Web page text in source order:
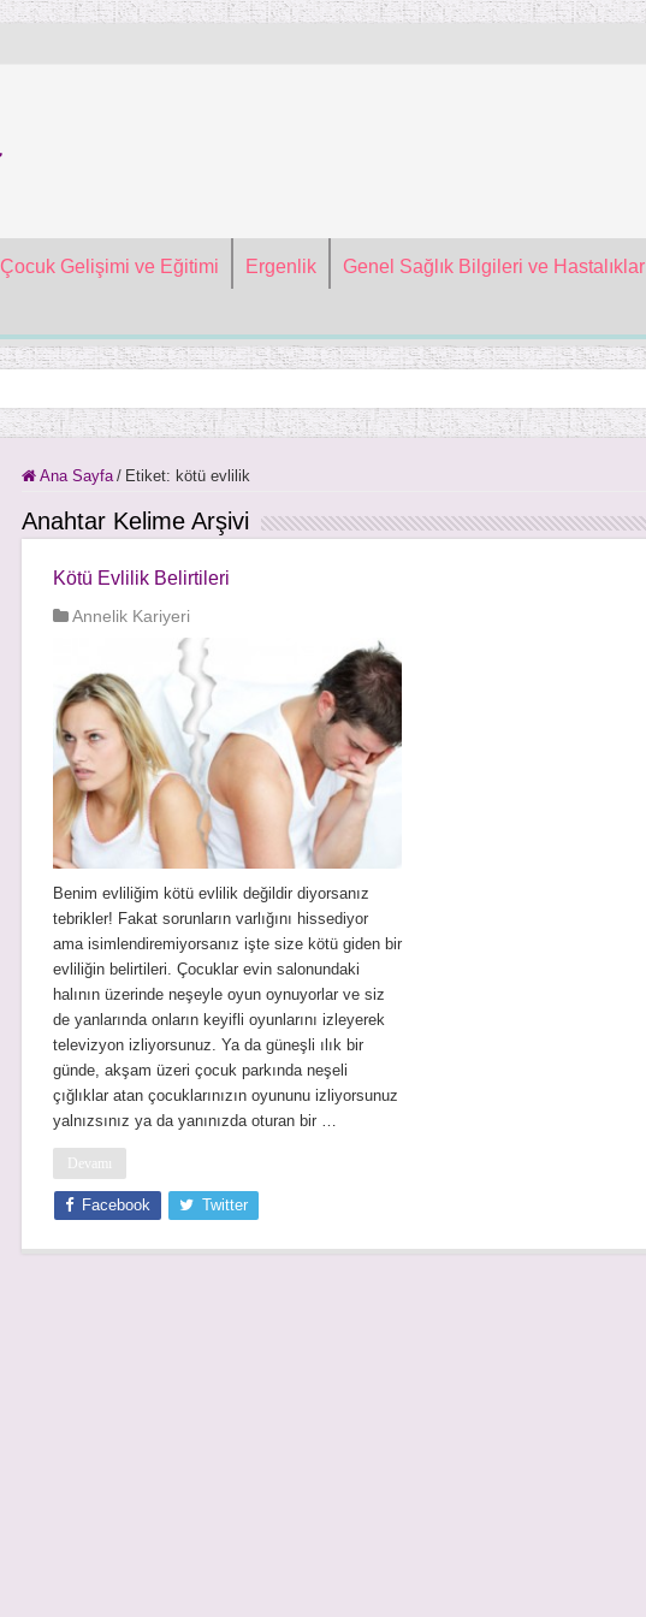
Çocuk Gelişimi ve Eğitimi Ergenlik Genel Sağlık Bilgileri ve Hastalıklar
Ana Sayfa / Etiket: kötü evlilik
Anahtar Kelime Arşivi
Kötü Evlilik Belirtileri
Annelik Kariyeri
Benim evliliğim kötü evlilik değildir diyorsanız
tebrikler! Fakat sorunların varlığını hissediyor
ama isimlendiremiyorsanız işte size kötü giden bir
evliliğin belirtileri. Çocuklar evin salonundaki
halının üzerinde neşeyle oyun oynuyorlar ve siz
de yanlarında onların keyifli oyunlarını izleyerek
televizyon izliyorsunuz. Ya da güneşli ılık bir
günde, akşam üzeri çocuk parkında neşeli
çığlıklar atan çocuklarınızın oyununu izliyorsunuz
yalnızsınız ya da yanınızda oturan bir …
Devamı
Facebook Twitter